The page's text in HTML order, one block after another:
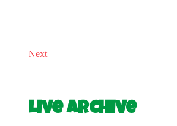
Next
Live Archive